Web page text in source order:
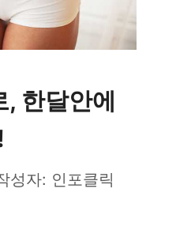
한달안에
성자: 인포클릭